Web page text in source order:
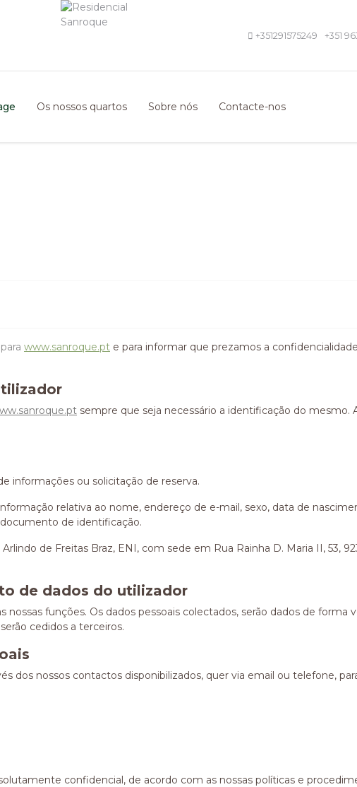
+351291575249 +351
Os nossos quartos Sobre nós Contacte-nos
www.sanroque.pt e para informar que prezamos a
sempre que seja necessário a identificação do mesmo.
informações ou solicitação de reserva.
relativa ao nome, endereço de e-mail, sexo, data de
de identificação.
de Freitas Braz, ENI, com sede em Rua Rainha D. Maria II, 53,
de dados do utilizador
nossas funções. Os dados pessoais colectados, serão dados de forma
cedidos a terceiros.
dos nossos contactos disponibilizados, quer via email ou telefone,
confidencial, de acordo com as nossas políticas e